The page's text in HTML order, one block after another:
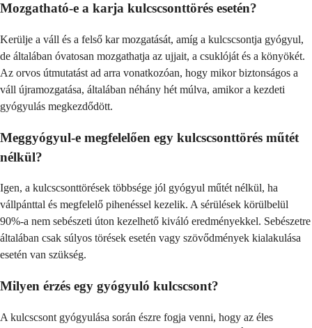
Mozgatható-e a karja kulcscsonttörés esetén?
Kerülje a váll és a felső kar mozgatását, amíg a kulcscsontja gyógyul,
de általában óvatosan mozgathatja az ujjait, a csuklóját és a könyökét.
Az orvos útmutatást ad arra vonatkozóan, hogy mikor biztonságos a
váll újramozgatása, általában néhány hét múlva, amikor a kezdeti
gyógyulás megkezdődött.
Meggyógyul-e megfelelően egy kulcscsonttörés műtét
nélkül?
Igen, a kulcscsonttörések többsége jól gyógyul műtét nélkül, ha
vállpánttal és megfelelő pihenéssel kezelik. A sérülések körülbelül
90%-a nem sebészeti úton kezelhető kiváló eredményekkel. Sebészetre
általában csak súlyos törések esetén vagy szövődmények kialakulása
esetén van szükség.
Milyen érzés egy gyógyuló kulcscsont?
A kulcscsont gyógyulása során észre fogja venni, hogy az éles